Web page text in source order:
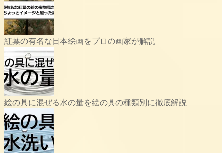
紅葉の有名な日本絵画をプロの画家が解説
絵の具に混ぜる水の量を絵の具の種類別に徹底解説